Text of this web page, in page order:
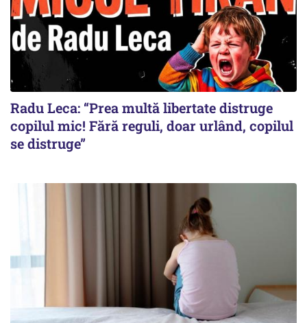
Radu Leca: “Prea multă libertate distruge
copilul mic! Fără reguli, doar urlând, copilul
se distruge”